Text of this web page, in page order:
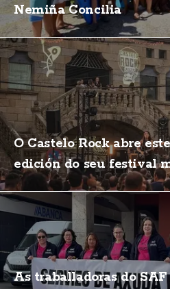
Nemiña Concilia
O Castelo Rock abre
edición do seu festival
As traballadoras do